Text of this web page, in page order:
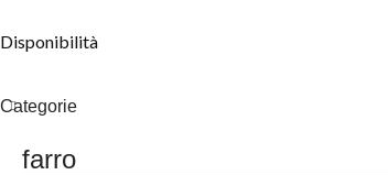
Disponibilità
Categorie
farro